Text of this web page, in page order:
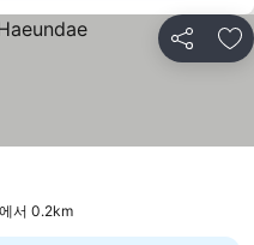
공유 즐
서 0.2km